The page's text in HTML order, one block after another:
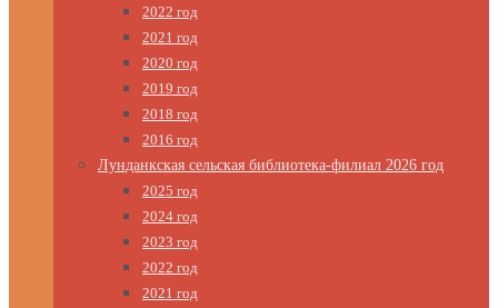
2022 год
2021 год
2020 год
2019 год
2018 год
2016 год
Лунданкская сельская библиотека-филиал 2026 год
2025 год
2024 год
2023 год
2022 год
2021 год